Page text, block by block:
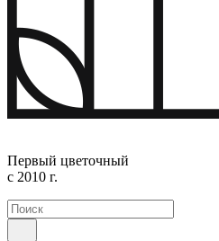
Первый цветочный
с 2010 г.